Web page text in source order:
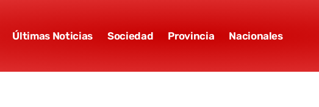
Últimas Noticias Sociedad Provincia Nacionales